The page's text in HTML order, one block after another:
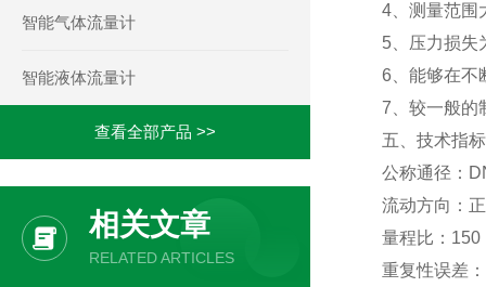
智能气体流量计
智能液体流量计
查看全部产品 >>
相关文章
RELATED ARTICLES
4、测量范围
5、压力损失
6、能够在不
7、较一般的
五、技术指
公称通径：
流动方向：
量程比：150
重复性误差